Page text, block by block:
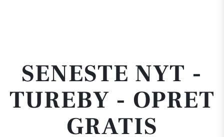
SENESTE NYT -
TUREBY - OPRET
GRATIS